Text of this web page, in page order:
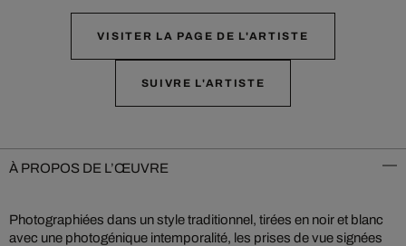
VISITER LA PAGE DE L'ARTISTE
SUIVRE L'ARTISTE
À PROPOS DE L’ŒUVRE
Photographiées dans un style traditionnel, tirées en noir et blanc
avec une photogénique intemporalité, les prises de vue signées